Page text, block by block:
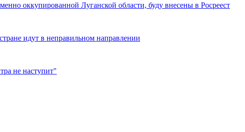
оккупированной Луганской области, буду внесены в Росреест
идут в неправильном направлении
не наступит"